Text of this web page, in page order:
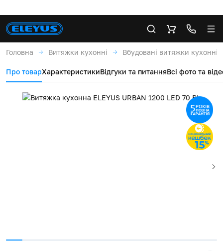
Головна Витяжки кухонні Вбудовані витяжки кухонні
Про товарХарактеристикиВідгуки та питанняВсі фото та